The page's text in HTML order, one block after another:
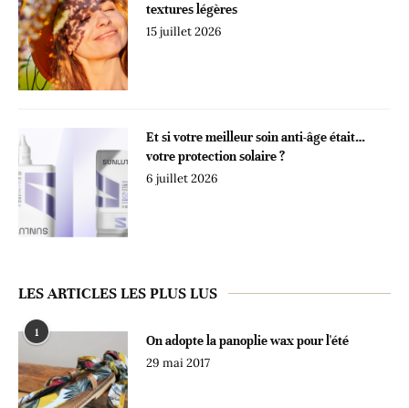
textures légères
15 juillet 2026
Et si votre meilleur soin anti-âge était…
votre protection solaire ?
6 juillet 2026
LES ARTICLES LES PLUS LUS
1
On adopte la panoplie wax pour l'été
29 mai 2017